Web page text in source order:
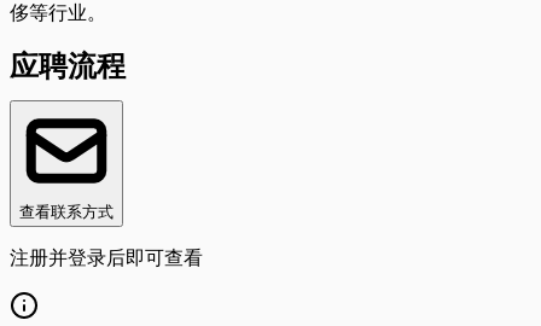
侈等行业。
应聘流程
查看联系方式
注册并登录后即可查看